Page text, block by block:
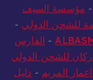
- مؤسسة السيف
للشحن الدولي -
- الفارس
للشحن الدولي
اعمار المريم - دليل